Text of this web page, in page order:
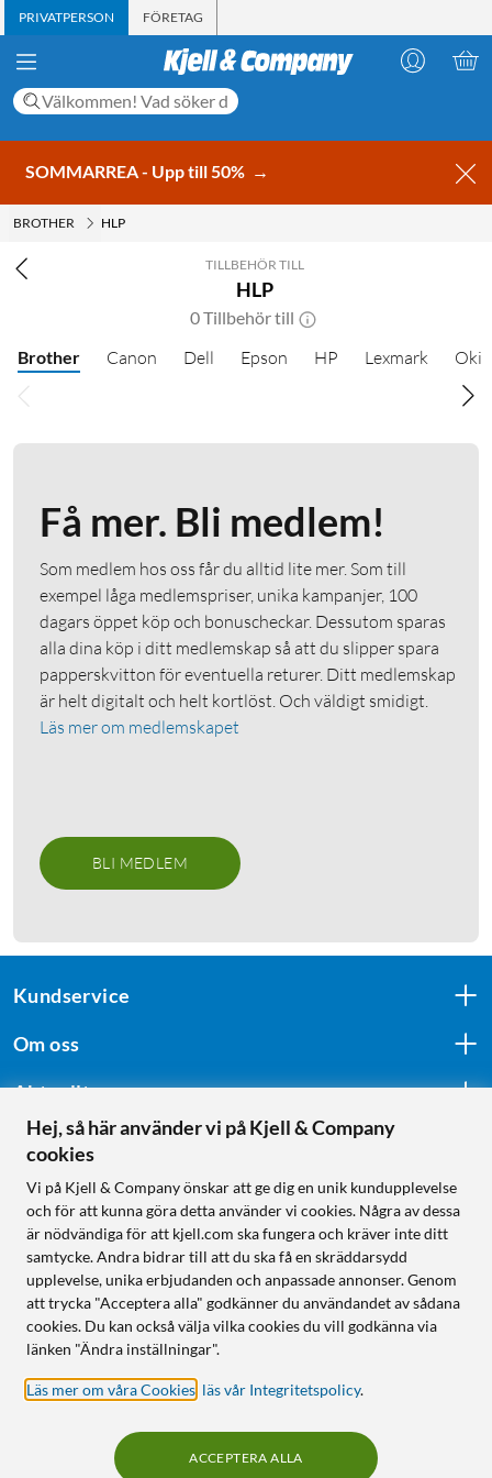
PRIVATPERSON FÖRETAG
SOMMARREA - Upp till 50% →
BROTHER HLP
TILLBEHÖR TILL
HLP
0 Tillbehör till
Brother
Canon Dell Epson HP Lexmark Oki
Få mer. Bli medlem!
Som medlem hos oss får du alltid lite mer. Som till
exempel låga medlemspriser, unika kampanjer, 100
dagars öppet köp och bonuscheckar. Dessutom sparas
alla dina köp i ditt medlemskap så att du slipper spara
papperskvitton för eventuella returer. Ditt medlemskap
är helt digitalt och helt kortlöst. Och väldigt smidigt.
Läs mer om medlemskapet
BLI MEDLEM
Kundservice
Om oss
Aktuellt
Följ oss
Handla från:
Sverige
Norge
Hej, så här använder vi på Kjell & Company
cookies
Vi på Kjell & Company önskar att ge dig en unik kundupplevelse
och för att kunna göra detta använder vi cookies. Några av dessa
är nödvändiga för att kjell.com ska fungera och kräver inte ditt
samtycke. Andra bidrar till att du ska få en skräddarsydd
upplevelse, unika erbjudanden och anpassade annonser. Genom
att trycka "Acceptera alla" godkänner du användandet av sådana
cookies. Du kan också välja vilka cookies du vill godkänna via
länken "Ändra inställningar".
Läs mer om våra Cookies läs vår Integritetspolicy.
ACCEPTERA ALLA